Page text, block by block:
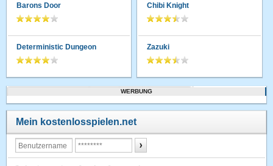
Barons Door
Deterministic Dungeon
Chibi Knight
Zazuki
WERBUNG
Mein kostenlosspielen.net